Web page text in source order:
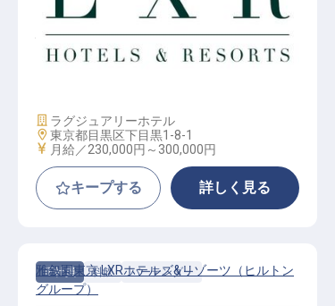
バリスタ│月給23万円～／2027年開
業予定／ヒルトンLXR東京初進出
施設業態
ラグジュアリーホテル
勤務地
東京都目黒区下目黒1-8-1
給与
月給／230,000円～ 300,000円
キープする 詳しく見る
正社員 料飲 バーテンダー
雅叙園東京 LXRホテルズ&リゾーツ（ヒルトン
グループ）